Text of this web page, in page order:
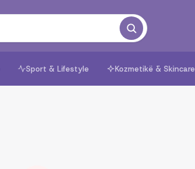
Sport & Lifestyle Kozmetikë & Skincare